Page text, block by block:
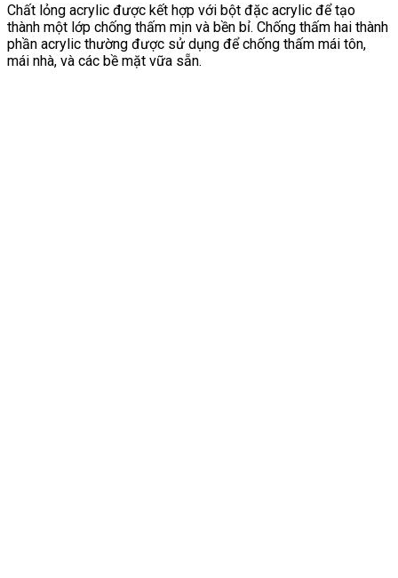
Chất lỏng acrylic được kết hợp với bột đặc acrylic để tạo
thành một lớp chống thấm mịn và bền bỉ. Chống thấm hai thành
phần acrylic thường được sử dụng để chống thấm mái tôn,
mái nhà, và các bề mặt vữa sẵn.